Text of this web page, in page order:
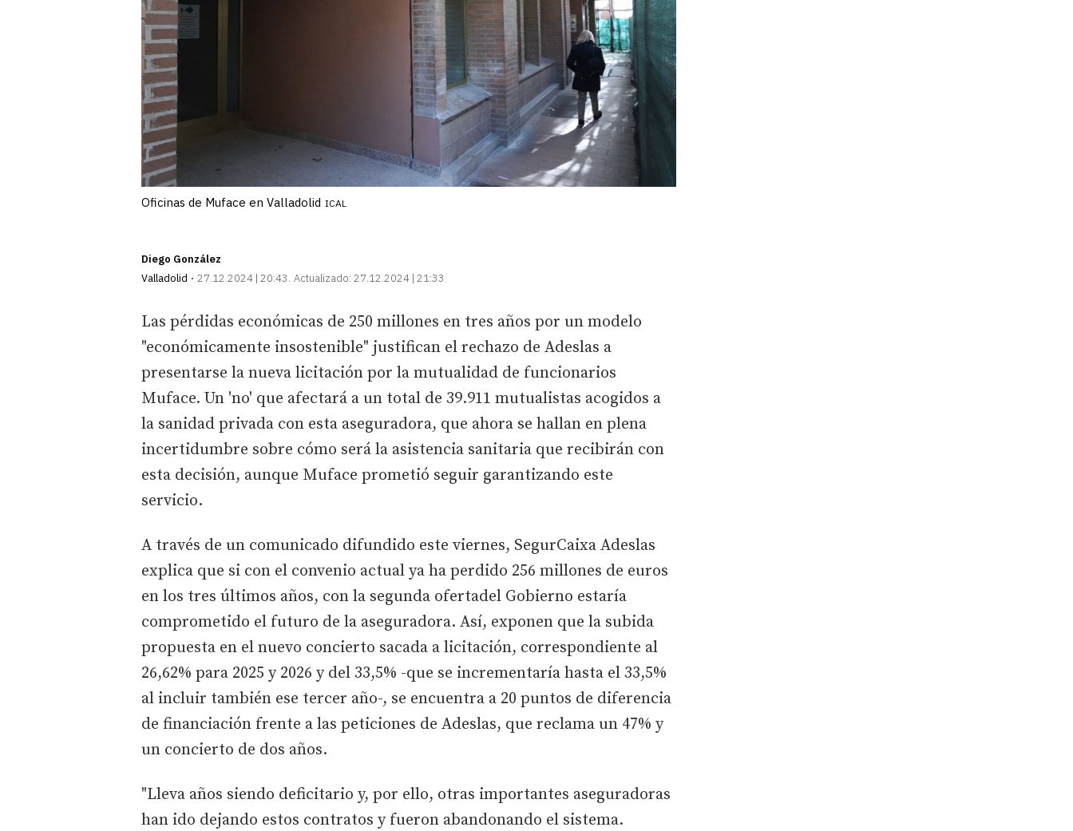
Oficinas de Muface en Valladolid ICAL
Diego González
Valladolid
27.12.2024 | 20:43 Actualizado: 27.12.2024 | 21:33
Las pérdidas económicas de 250 millones en tres años por un modelo
"económicamente insostenible" justifican el rechazo de Adeslas a
presentarse la nueva licitación por la mutualidad de funcionarios
Muface. Un 'no' que afectará a un total de 39.911 mutualistas acogidos a
la sanidad privada con esta aseguradora, que ahora se hallan en plena
incertidumbre sobre cómo será la asistencia sanitaria que recibirán con
esta decisión, aunque Muface prometió seguir garantizando este
servicio.
A través de un comunicado difundido este viernes, SegurCaixa Adeslas
explica que si con el convenio actual ya ha perdido 256 millones de euros
en los tres últimos años, con la segunda ofertadel Gobierno estaría
comprometido el futuro de la aseguradora. Así, exponen que la subida
propuesta en el nuevo concierto sacada a licitación, correspondiente al
26,62% para 2025 y 2026 y del 33,5% -que se incrementaría hasta el 33,5%
al incluir también ese tercer año-, se encuentra a 20 puntos de diferencia
de financiación frente a las peticiones de Adeslas, que reclama un 47% y
un concierto de dos años.
"Lleva años siendo deficitario y, por ello, otras importantes aseguradoras
han ido dejando estos contratos y fueron abandonando el sistema.